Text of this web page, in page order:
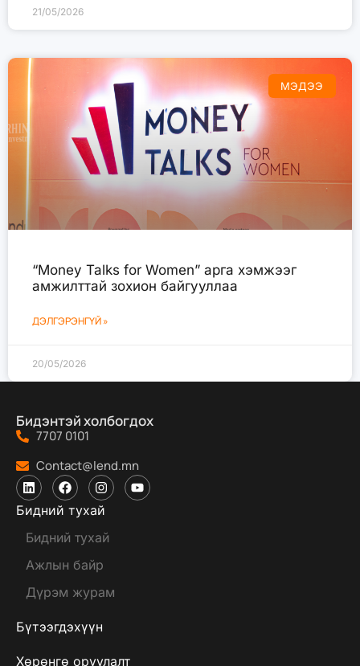
21/05/2026
МЭДЭЭ
“Money Talks for Women” арга хэмжээг
амжилттай зохион байгууллаа
ДЭЛГЭРЭНГҮЙ »
20/05/2026
Бидэнтэй холбогдох
7707 0101
Contact@lend.mn
Бидний тухай
Бүтээгдэхүүн
Хөрөнгө оруулалт
Бидний тухай
Ажлын байр
Дүрэм журам